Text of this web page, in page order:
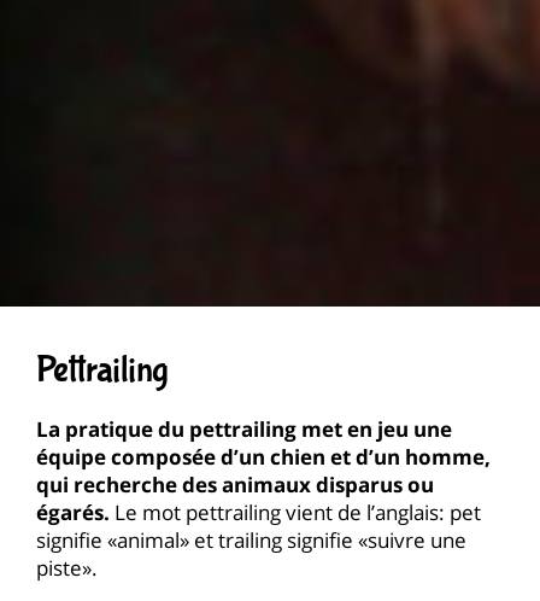
Pettrailing
La pratique du pettrailing met en jeu une
équipe composée d’un chien et d’un homme,
qui recherche des animaux disparus ou
égarés. Le mot pettrailing vient de l’anglais: pet
signifie «animal» et trailing signifie «suivre une
piste».